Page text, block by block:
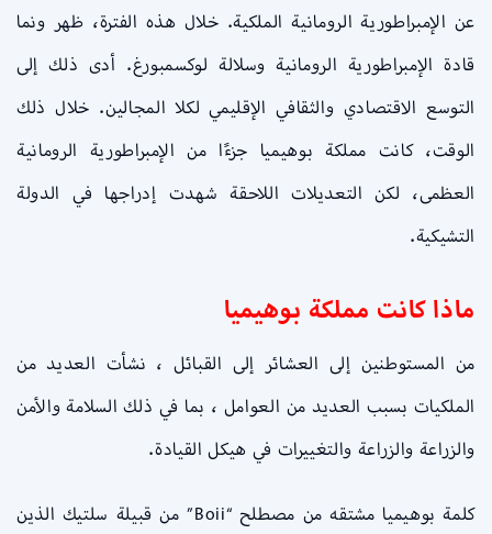
عن الإمبراطورية الرومانية الملكية. خلال هذه الفترة، ظهر ونما
قادة الإمبراطورية الرومانية وسلالة لوكسمبورغ. أدى ذلك إلى
التوسع الاقتصادي والثقافي الإقليمي لكلا المجالين. خلال ذلك
الوقت، كانت مملكة بوهيميا جزءًا من الإمبراطورية الرومانية
العظمى، لكن التعديلات اللاحقة شهدت إدراجها في الدولة
التشيكية.
ماذا كانت مملكة بوهيميا
من المستوطنين إلى العشائر إلى القبائل ، نشأت العديد من
الملكيات بسبب العديد من العوامل ، بما في ذلك السلامة والأمن
والزراعة والزراعة والتغييرات في هيكل القيادة.
كلمة بوهيميا مشتقه من مصطلح “Boii” من قبيلة سلتيك الذين